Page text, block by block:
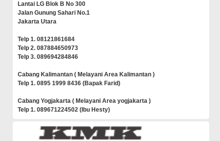
Lantai LG Blok B No 300
Jalan Gunung Sahari No.1
Jakarta Utara
Telp 1. 08121861684
Telp 2. 087884650973
Telp 3. 089694284846
Cabang Kalimantan ( Melayani Area Kalimantan )
Telp 1. 0895 1999 8436 (Bapak Farid)
Cabang Yogjakarta ( Melayani Area yogjakarta )
Telp 1. 089671224502 (Ibu Hesty)